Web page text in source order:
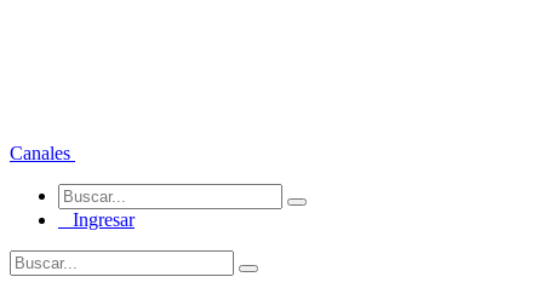
Canales
Ingresar